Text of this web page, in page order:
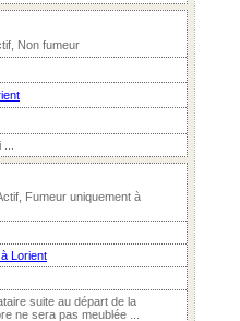
Non fumeur
Fumeur uniquement à
Lorient
suite au départ de la
ne sera pas meublée ...